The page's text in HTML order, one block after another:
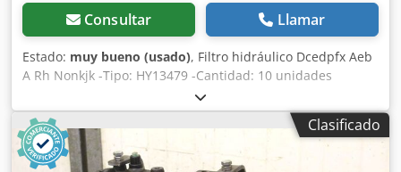
Consultar Llamar
Estado: muy bueno (usado), Filtro hidráulico Dcedpfx Aeb
A Rh Nonkjk -Tipo: HY13479 -Cantidad: 10 unidades
disponibles -Precio: por unidad -Peso: 0,5 kg/unidad
Clasificado